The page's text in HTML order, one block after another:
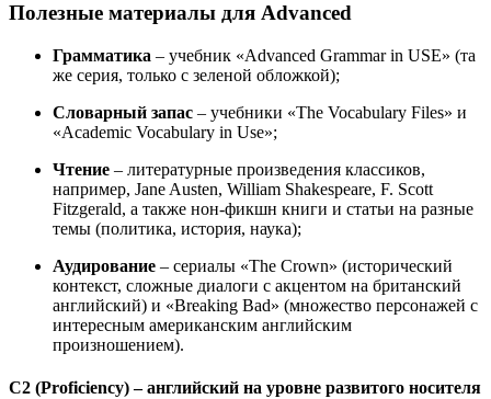
Полезные материалы для Advanced
Грамматика – учебник «Advanced Grammar in USE» (та
же серия, только с зеленой обложкой);
Словарный запас – учебники «The Vocabulary Files» и
«Academic Vocabulary in Use»;
Чтение – литературные произведения классиков,
например, Jane Austen, William Shakespeare, F. Scott
Fitzgerald, а также нон-фикшн книги и статьи на разные
темы (политика, история, наука);
Аудирование – сериалы «The Crown» (исторический
контекст, сложные диалоги с акцентом на британский
английский) и «Breaking Bad» (множество персонажей с
интересным американским английским
произношением).
C2 (Proficiency) – английский на уровне развитого носителя